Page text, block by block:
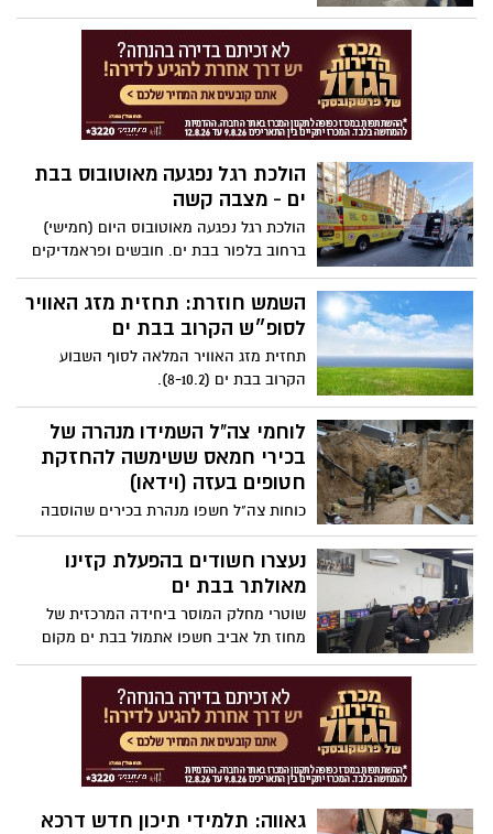
נמוך שאפשר.
הרפואה של איחוד הצלה העניקו סיוע רפואי
בגפיו. מצבו בשלב זה מוגדר קל עד בינוני.
הולכת רגל נפגעה מאוטובוס בבת
ים - מצבה קשה
הולכת רגל נפגעה מאוטובוס היום (חמישי)
ברחוב בלפור בבת ים. חובשים ופראמדיקים
של מד"א העניקו טיפול רפואי ראשוני בשטח.
לאחר מכן פינו לבי"ח וולפסון את הפצועה
כשהיא במצב קשה עם חבלה רב מערכתית.
השמש חוזרת: תחזית מזג האוויר
לסופ״ש הקרוב בבת ים
תחזית מזג האוויר המלאה לסוף השבוע
הקרוב בבת ים (8-10.2).
לוחמי צה"ל השמידו מנהרה של
בכירי חמאס ששימשה להחזקת
חטופים בעזה (וידאו)
כוחות צה"ל חשפו מנהרת בכירים שהוסבה
למנהרה להחזקת חטופים בחאן יונס. על פי
מהם שבו לארץ והיתר עוד מוחזקים בידי
איתרו והשמידו מנהרה נוספת. צפו בתיעוד
נעצרו חשודים בהפעלת קזינו
מאולתר בבת ים
שוטרי מחלק המוסר ביחידה המרכזית של
מחוז תל אביב חשפו אתמול בבת ים מקום
המשמש להימורים לא חוקים ועיכבו לחקירה
גאווה: תלמידי תיכון חדש דרכא